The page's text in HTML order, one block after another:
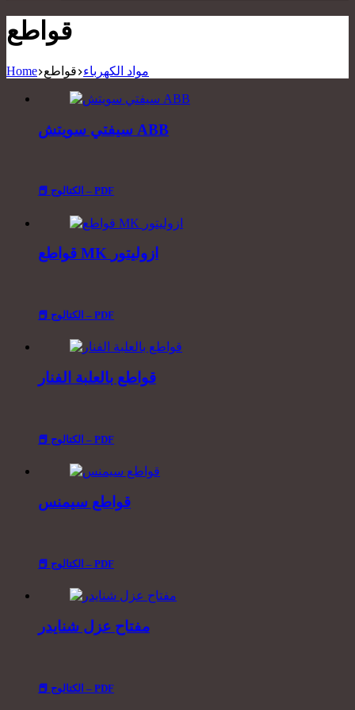
قواطع
Home مواد الكهرباء قواطع
سيفتي سويتش ABB
📕 الكتالوج – PDF
قواطع MK ازوليتور
📕 الكتالوج – PDF
قواطع بالعلبة الفنار
📕 الكتالوج – PDF
قواطع سيمنس
📕 الكتالوج – PDF
مفتاح عزل شنايدر
📕 الكتالوج – PDF